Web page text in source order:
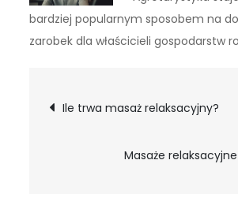
bardziej popularnym sposobem na
zarobek dla właścicieli gospodarstw
Nawigacja
wpisu
Ile trwa masaż relaksacyjny?
Masaże